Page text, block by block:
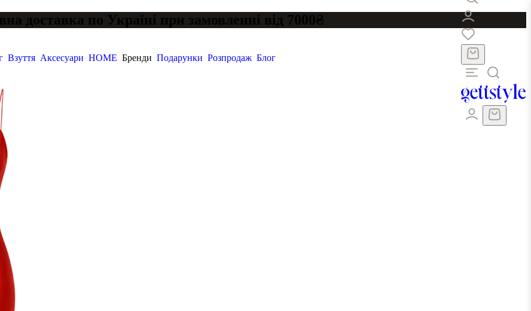
доставка по Україні при замовленні від 7000₴
Взуття Аксесуари HOME Бренди Подарунки Розпродаж Блог